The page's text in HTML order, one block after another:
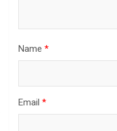
Name *
Email *